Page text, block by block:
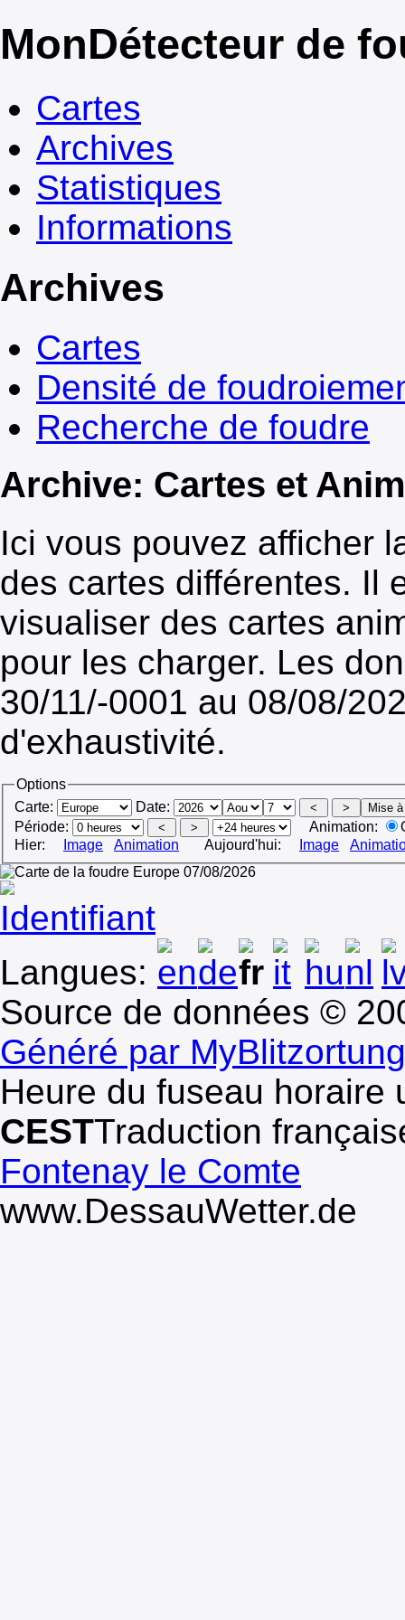
MonDétecteur de
Cartes
Archives
Statistiques
Informations
Archives
Cartes
Densité de
Recherche de foudre
Archive: Cartes et
Ici vous pouvez afficher
des cartes différentes. Il
visualiser des cartes
pour les charger. Les
30/11/-0001 au 08/08/
d'exhaustivité.
Options
Carte:
Date:
Période:
Animation:
Hier:
Image Animation Aujourd'hui: Image
Identifiant
Langues:
Source de données ©
Généré par MyBlitzortung
Heure du fuseau horaire
CESTTraduction
Fontenay le Comte
www.DessauWetter.de